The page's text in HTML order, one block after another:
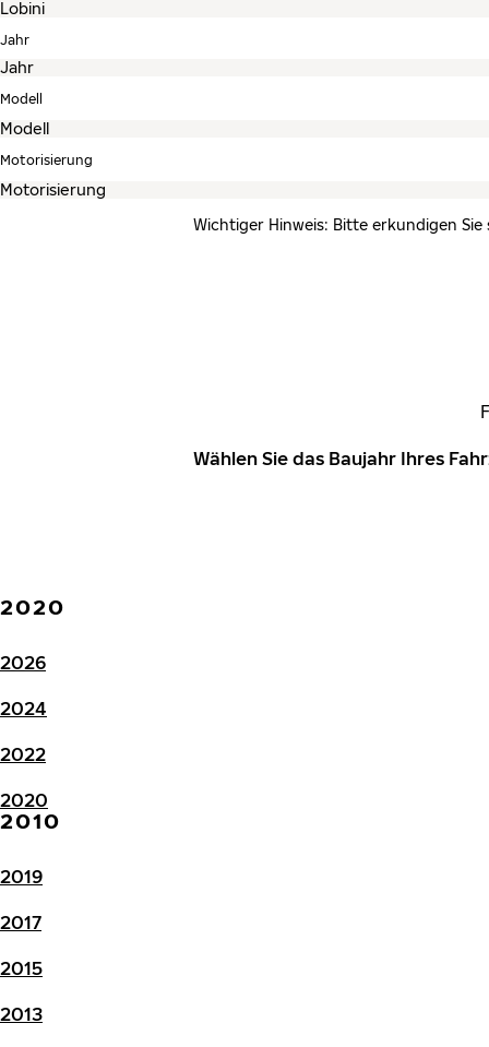
Jahr
Modell
Motorisierung
Wichtiger Hinweis: Bitte erkundigen
Wählen Sie das Baujahr Ihres
2020
2026
2024
2022
2020
2010
2019
2017
2015
2013